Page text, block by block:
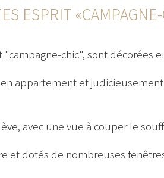
ESPRIT
"campagne-chic", sont
en appartement et
avec une vue à couper le
et dotés de nombreuses